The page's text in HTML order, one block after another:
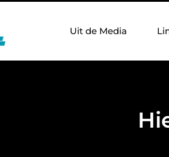
Uit de Media